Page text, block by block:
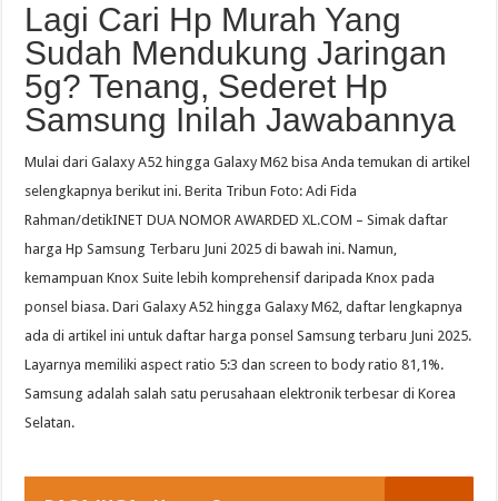
Lagi Cari Hp Murah Yang
Sudah Mendukung Jaringan
5g? Tenang, Sederet Hp
Samsung Inilah Jawabannya
Mulai dari Galaxy A52 hingga Galaxy M62 bisa Anda temukan di artikel
selengkapnya berikut ini. Berita Tribun Foto: Adi Fida
Rahman/detikINET DUA NOMOR AWARDED XL.COM – Simak daftar
harga Hp Samsung Terbaru Juni 2025 di bawah ini. Namun,
kemampuan Knox Suite lebih komprehensif daripada Knox pada
ponsel biasa. Dari Galaxy A52 hingga Galaxy M62, daftar lengkapnya
ada di artikel ini untuk daftar harga ponsel Samsung terbaru Juni 2025.
Layarnya memiliki aspect ratio 5:3 dan screen to body ratio 81,1%.
Samsung adalah salah satu perusahaan elektronik terbesar di Korea
Selatan.